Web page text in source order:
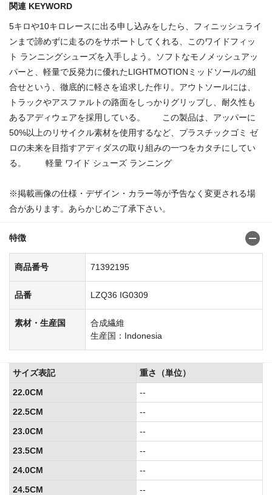
関連 KEYWORD
5キロや10キロレースに出る申し込みをしたら、フィニッシュライ
ンまで諦めずに走るのをサポートしてくれる、このワイドフィッ
ト ランニングシューズを入手しよう。ソフトなモノメッシュアッ
パーと、軽量で反発力に優れたLIGHTMOTIONミッドソールの組
合せという、徹底的に軽さを追求した作り。アウトソールには、
トラックやアスファルトの路面をしっかりグリップし、耐久性も
あるアディウェアを採用している。 この製品は、アッパーに
50%以上のリサイクル素材を使用するなど、プラスチックゴミ ゼ
ロの未来を目指すアディダスの取り組みの一つをカタチにしてい
る。 軽量 ワイド シューズ ランニング
※掲載画像の仕様・デザイン・カラー等が予告なく変更される場
合があります。あらかじめご了承下さい。
特徴
商品番号 71392195
品番 LZQ36 IG0309
素材・生産国
合成繊維
生産国：Indonesia
サイズ表記
重さ（単位）
22.0CM
--
22.5CM
--
23.0CM
--
23.5CM
--
24.0CM
--
24.5CM
--